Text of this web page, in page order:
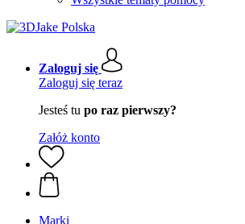
Zaloguj się
Zaloguj się teraz
Jesteś tu po raz pierwszy?
Załóż konto
Marki